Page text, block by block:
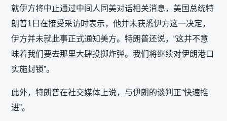
就伊方将中止通过中间人同美对话相关消息，美国总统特
朗普1日在接受采访时表示，他并未获悉伊方这一决定，
伊方并未就此事正式通知美方。特朗普还说，“这并不意
味着我们要去那里大肆投掷炸弹。我们将继续对伊朗港口
实施封锁”。
此外，特朗普在社交媒体上说，与伊朗的谈判正“快速推
进”。